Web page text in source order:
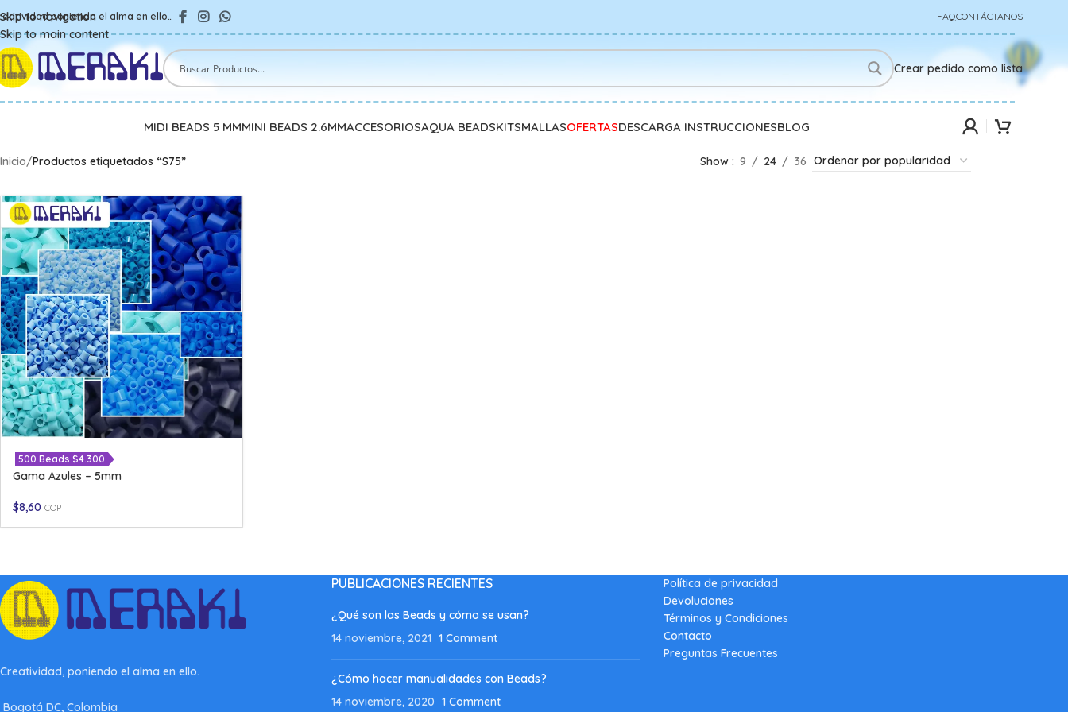
Skip to navigation
Skip to main content
poniendo el alma en ello… FAQCONTÁCTANOS
Crear pedido como lista
MIDI BEADS 5 MMMINI BEADS 2.6MMACCESORIOSAQUA BEADSKITSMALLASOFERTASDESCARGA INSTRUCCIONESBLOG
Inicio/Productos etiquetados “S75” Show 9 24 36
500 Beads $4.300
Gama Azules – 5mm
$8,60 COP
Creatividad, poniendo el alma en ello.
Bogotá DC, Colombia
PUBLICACIONES RECIENTES
¿Qué son las Beads y cómo se usan?
14 noviembre, 2021 1 Comment
¿Cómo hacer manualidades con Beads?
14 noviembre, 2020 1 Comment
Política de privacidad
Devoluciones
Términos y Condiciones
Contacto
Preguntas Frecuentes